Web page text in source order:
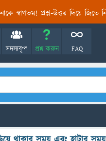
স্বাগতম! প্রশ্ন-উত্তর দিয়ে জিতে
সদস্যবৃন্দ প্রশ্ন করুন FAQ